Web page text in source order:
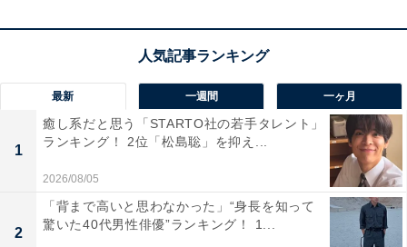
る街並みが魅力。みなとみらいのような近代的な景観
と、中華街や赤レンガ倉庫などの歴史的建造物が調和し
ています。交通の利便性も高く、東京や羽田空港へも簡
単に行き来できます。商業施設やエンターテインメント
施設も充実しており、住む人にとっても訪れる人にとっ
回答者からは、「みなとみらいや港町のイメージが強
く、都会的でおしゃれな印象が出せるから」（40代女性
最新 一週間 一ヶ月
1
癒し系だと思う「STARTO社の若手タレント」
ランキング！ 2位「松島聡」を抑え...
2026/08/05
2
「背まで高いと思わなかった」“身長を知って
驚いた40代男性俳優”ランキング！ 1...